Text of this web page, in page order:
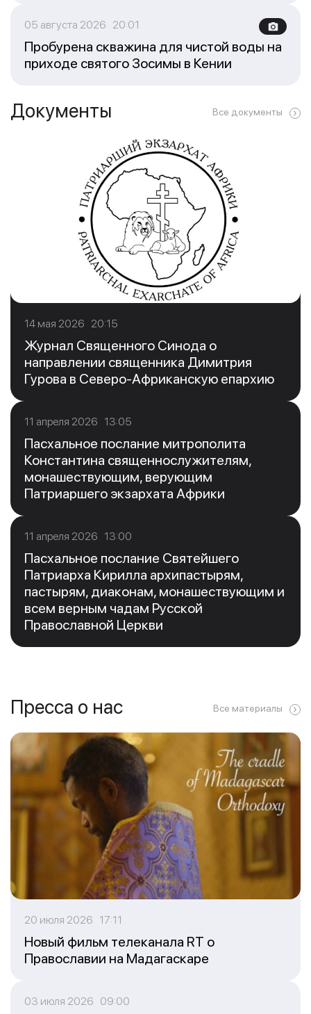
05 августа 2026 20:01
Пробурена скважина для чистой воды на
приходе святого Зосимы в Кении
Документы Все документы
14 мая 2026 20:15
Журнал Священного Синода о
направлении священника Димитрия
Гурова в Северо-Африканскую епархию
11 апреля 2026 13:05
Пасхальное послание митрополита
Константина священнослужителям,
монашествующим, верующим
Патриаршего экзархата Африки
11 апреля 2026 13:00
Пасхальное послание Святейшего
Патриарха Кирилла архипастырям,
пастырям, диаконам, монашествующим и
всем верным чадам Русской
Православной Церкви
Пресса о нас Все материалы
20 июля 2026 17:11
Новый фильм телеканала RT о
Православии на Мадагаскаре
03 июля 2026 09:00